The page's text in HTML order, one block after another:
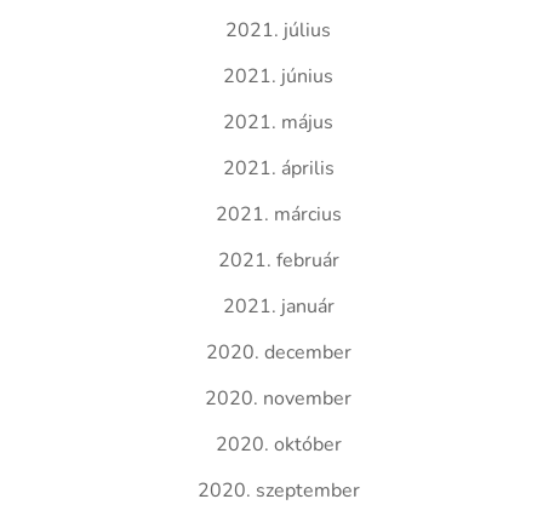
2021. július
2021. június
2021. május
2021. április
2021. március
2021. február
2021. január
2020. december
2020. november
2020. október
2020. szeptember